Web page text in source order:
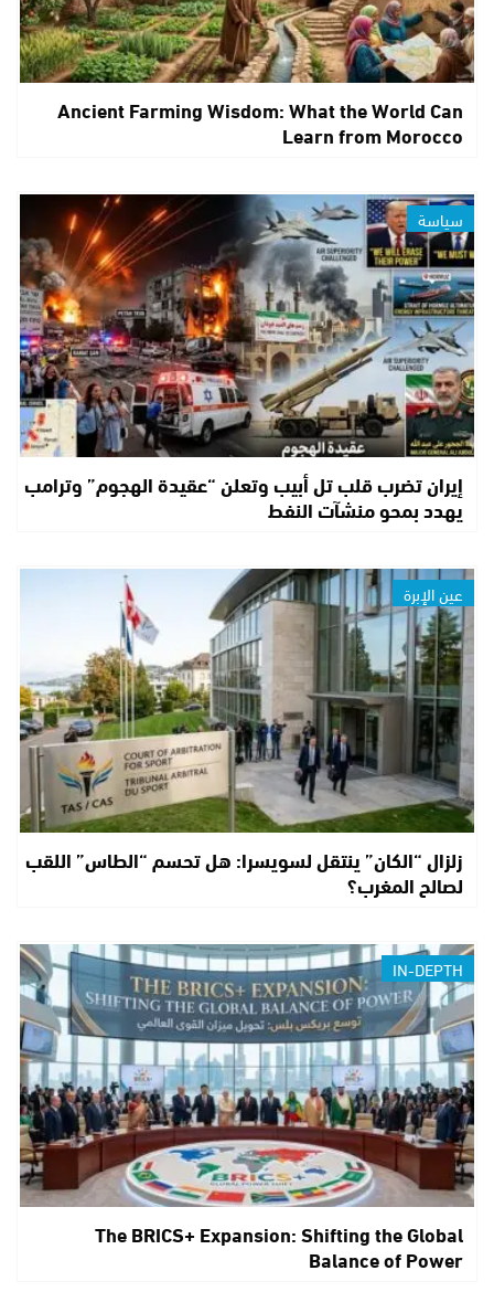
Ancient Farming Wisdom: What the World Can
Learn from Morocco
سياسة
إيران تضرب قلب تل أبيب وتعلن “عقيدة الهجوم” وترامب
يهدد بمحو منشآت النفط
عين الإبرة
زلزال “الكان” ينتقل لسويسرا: هل تحسم “الطاس” اللقب
لصالح المغرب؟
IN-DEPTH
The BRICS+ Expansion: Shifting the Global
Balance of Power